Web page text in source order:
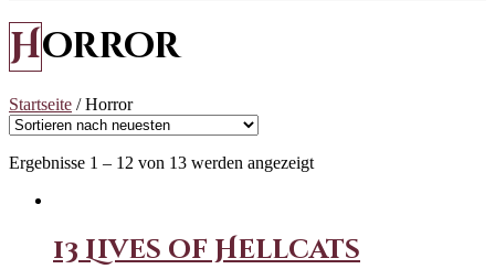
Horror
Startseite / Horror
Ergebnisse 1 – 12 von 13 werden angezeigt
13 Lives of Hellcats